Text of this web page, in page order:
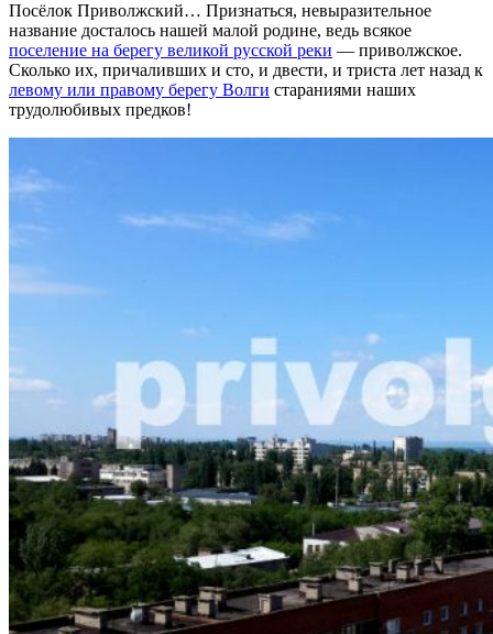
Посёлок Приволжский… Признаться, невырази­тельное
название досталось нашей малой родине, ведь всякое
поселение на берегу великой русской реки — приволжское.
Сколько их, причаливших и сто, и две­сти, и триста лет назад к
левому или правому берегу Волги стараниями наших
трудолюбивых предков!